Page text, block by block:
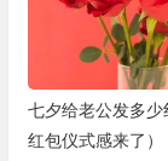
朋友孩子上大学送
（送什么比较好）